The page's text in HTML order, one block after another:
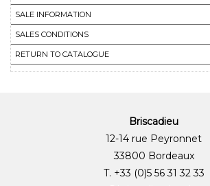
SALE INFORMATION
SALES CONDITIONS
RETURN TO CATALOGUE
Briscadieu
12-14 rue Peyronnet
33800 Bordeaux
T. +33 (0)5 56 31 32 33